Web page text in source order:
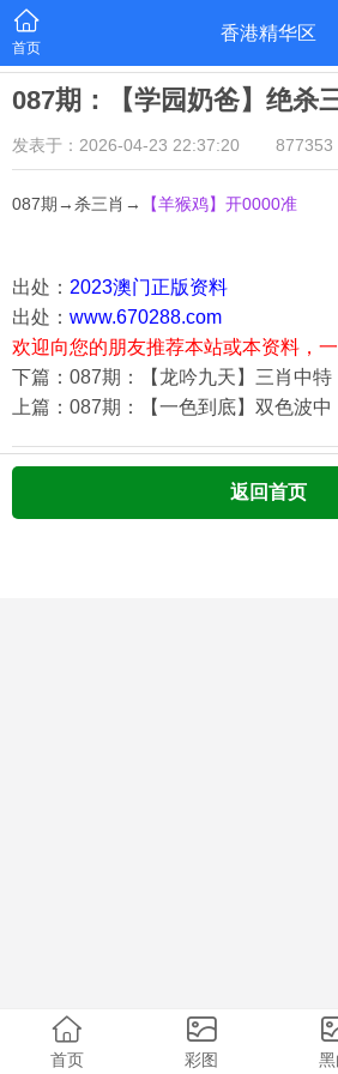
首页
香港精华区
087期：【学园奶爸】绝杀
发表于：2026-04-23 22:37:20 877353
087期→杀三肖→ 【羊猴鸡】开0000准
出处： 2023澳门正版资料
出处： www.670288.com
欢迎向您的朋友推荐本站或本资料，一
下篇：087期：【龙吟九天】三肖中特
上篇：087期：【一色到底】双色波中
返回首页
首页 彩图 黑